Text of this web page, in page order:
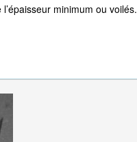
minimum ou voilés.